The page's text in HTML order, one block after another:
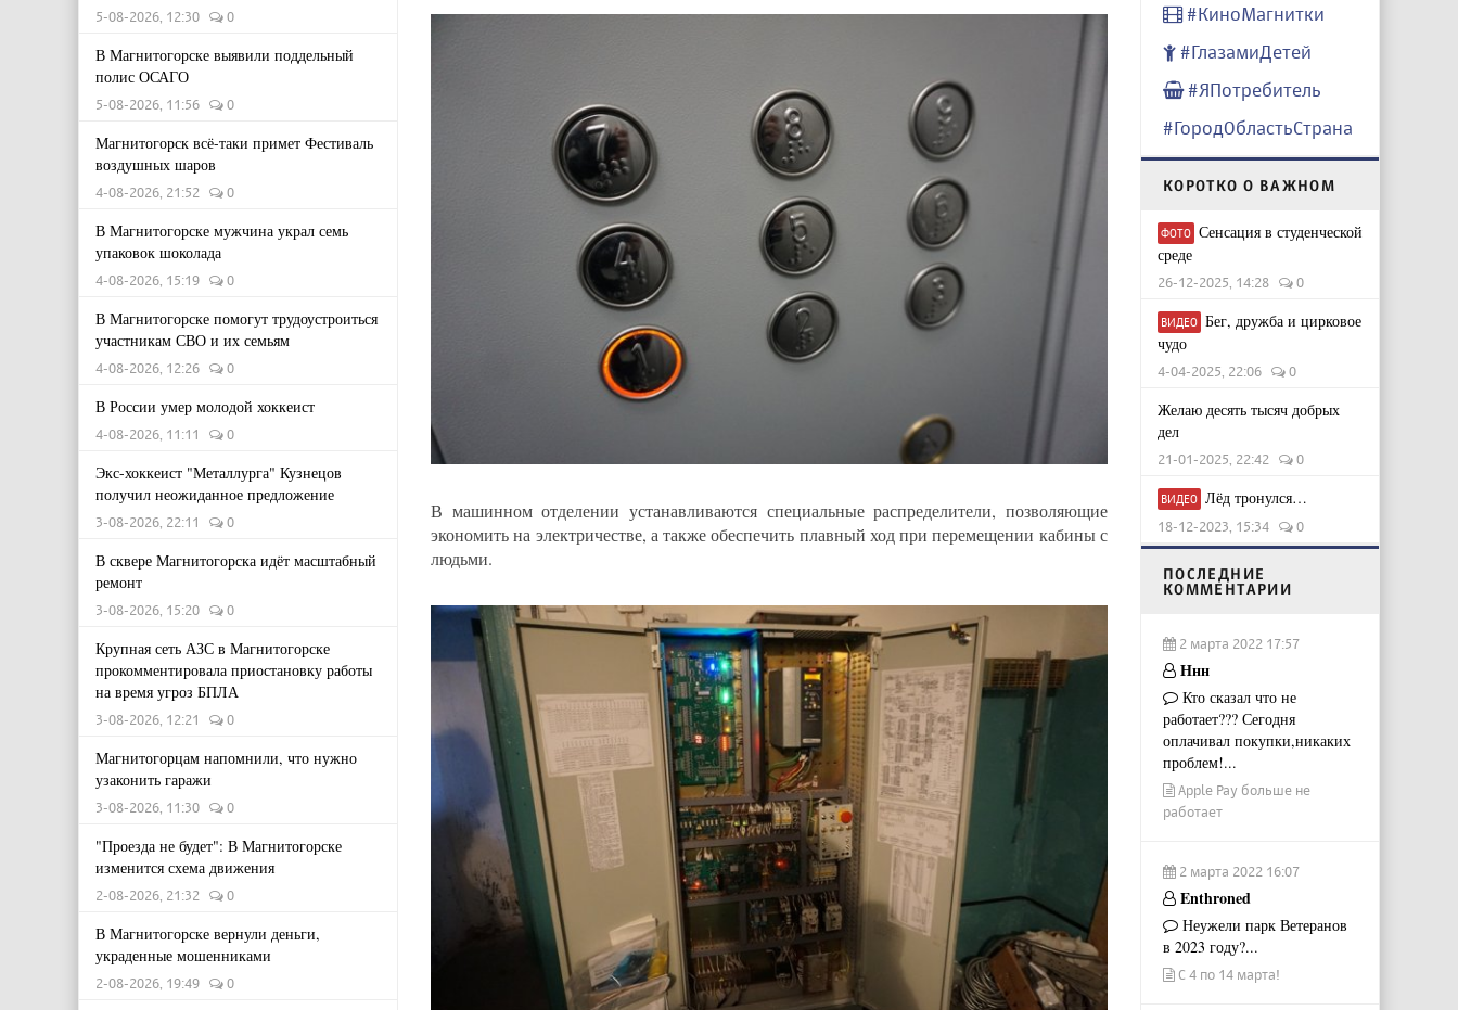
5-08-2026, 12:30 0
В Магнитогорске выявили поддельный
полис ОСАГО
5-08-2026, 11:56 0
Магнитогорск всё-таки примет Фестиваль
воздушных шаров
4-08-2026, 21:52 0
В Магнитогорске мужчина украл семь
упаковок шоколада
4-08-2026, 15:19 0
В Магнитогорске помогут трудоустроиться
участникам СВО и их семьям
4-08-2026, 12:26 0
В России умер молодой хоккеист
4-08-2026, 11:11 0
Экс-хоккеист "Металлурга" Кузнецов
получил неожиданное предложение
3-08-2026, 22:11 0
В сквере Магнитогорска идёт масштабный
ремонт
3-08-2026, 15:20 0
Крупная сеть АЗС в Магнитогорске
прокомментировала приостановку работы
на время угроз БПЛА
3-08-2026, 12:21 0
Магнитогорцам напомнили, что нужно
узаконить гаражи
3-08-2026, 11:30 0
"Проезда не будет": В Магнитогорске
изменится схема движения
2-08-2026, 21:32 0
В Магнитогорске вернули деньги,
украденные мошенниками
2-08-2026, 19:49 0
В машинном отделении устанавливаются специальные распределители, позволяющие
экономить на электричестве, а также обеспечить плавный ход при перемещении кабины с
людьми.
#КиноМагнитки
#ГлазамиДетей
#ЯПотребитель
#ГородОбластьСтрана
КОРОТКО О ВАЖНОМ
ФОТО Сенсация в студенческой
среде
26-12-2025, 14:28 0
ВИДЕО Бег, дружба и цирковое
чудо
4-04-2025, 22:06 0
Желаю десять тысяч добрых
дел
21-01-2025, 22:42 0
ВИДЕО Лёд тронулся…
18-12-2023, 15:34 0
ПОСЛЕДНИЕ
КОММЕНТАРИИ
2 марта 2022 17:57
Ннн
Кто сказал что не
работает??? Сегодня
оплачивал покупки,никаких
проблем!...
Apple Pay больше не
работает
2 марта 2022 16:07
Enthroned
Неужели парк Ветеранов
в 2023 году?...
С 4 по 14 марта!